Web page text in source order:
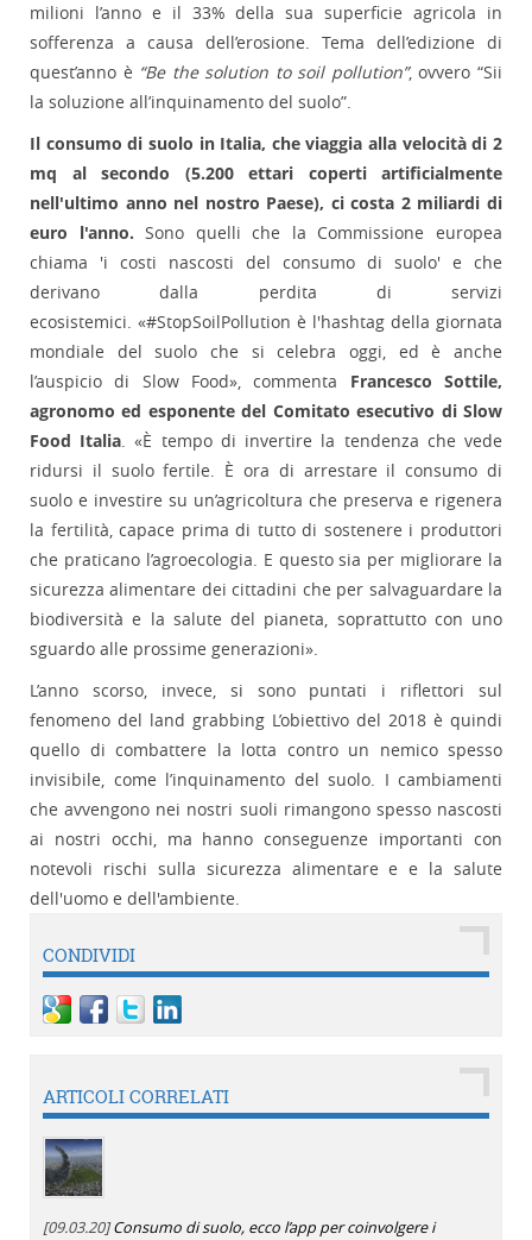
milioni l’anno e il 33% della sua superficie agricola in
sofferenza a causa dell’erosione. Tema dell’edizione di
quest’anno è “Be the solution to soil pollution”, ovvero “Sii
la soluzione all’inquinamento del suolo”.
Il consumo di suolo in Italia, che viaggia alla velocità di 2
mq al secondo (5.200 ettari coperti artificialmente
nell'ultimo anno nel nostro Paese), ci costa 2 miliardi di
euro l'anno. Sono quelli che la Commissione europea
chiama 'i costi nascosti del consumo di suolo' e che
derivano dalla perdita di servizi
ecosistemici. «#StopSoilPollution è l'hashtag della giornata
mondiale del suolo che si celebra oggi, ed è anche
l’auspicio di Slow Food», commenta Francesco Sottile,
agronomo ed esponente del Comitato esecutivo di Slow
Food Italia. «È tempo di invertire la tendenza che vede
ridursi il suolo fertile. È ora di arrestare il consumo di
suolo e investire su un’agricoltura che preserva e rigenera
la fertilità, capace prima di tutto di sostenere i produttori
che praticano l’agroecologia. E questo sia per migliorare la
sicurezza alimentare dei cittadini che per salvaguardare la
biodiversità e la salute del pianeta, soprattutto con uno
sguardo alle prossime generazioni».
L’anno scorso, invece, si sono puntati i riflettori sul
fenomeno del land grabbing L’obiettivo del 2018 è quindi
quello di combattere la lotta contro un nemico spesso
invisibile, come l’inquinamento del suolo. I cambiamenti
che avvengono nei nostri suoli rimangono spesso nascosti
ai nostri occhi, ma hanno conseguenze importanti con
notevoli rischi sulla sicurezza alimentare e e la salute
dell'uomo e dell'ambiente.
CONDIVIDI
ARTICOLI CORRELATI
[09.03.20]Consumo di suolo, ecco l’app per coinvolgere i